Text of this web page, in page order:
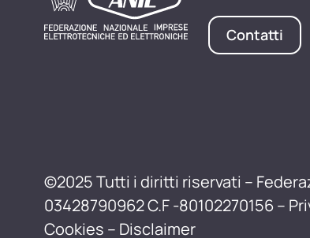
Contatti
©2025 Tutti i diritti riservati –
03428790962 C.F -80102270156 –
Cookies – Disclaimer